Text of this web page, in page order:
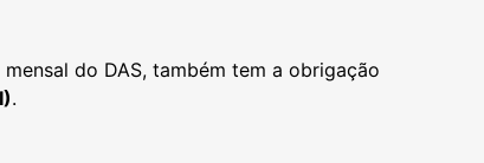
do DAS, também tem a obrigação
.